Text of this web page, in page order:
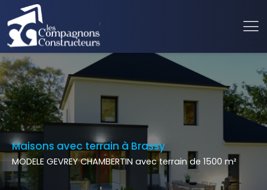
Maisons avec terrain à Brassy
MODELE GEVREY CHAMBERTIN avec terrain de 1500 m²